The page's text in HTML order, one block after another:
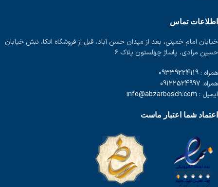
اطلاعات تماس
خیابان امام خمینی، بعد از میدان حسن آباد، قبل از فروشگاه اتکا، نبش خیابان
حسین مرادی، پاساژ چهلستون پلاک ۶
همراه : 09339224119
همراه: 09122524997
ایمیل : info@abzarbosch.com
اعتماد شما اعتبار ماست
0912 252 4997